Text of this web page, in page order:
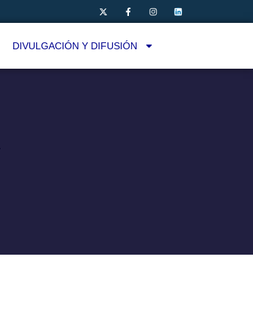
DIVULGACIÓN Y DIFUSIÓN